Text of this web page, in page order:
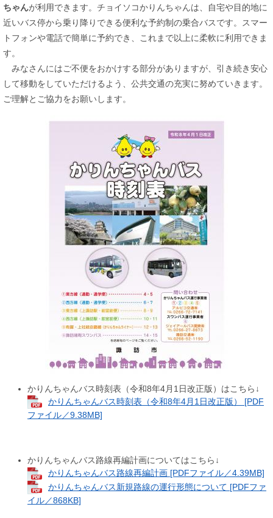
ちゃんが利用できます。チョイソコかりんちゃんは、自宅や目的地に
近いバス停から乗り降りできる便利な予約制の乗合バスです。スマー
トフォンや電話で簡単に予約でき、これまで以上に柔軟に利用できま
す。
みなさんにはご不便をおかけする部分がありますが、引き続き安心
して移動をしていただけるよう、公共交通の充実に努めていきます。
ご理解とご協力をお願いします。
かりんちゃんバス時刻表（令和8年4月1日改正版）はこちら↓
かりんちゃんバス時刻表（令和8年4月1日改正版） [PDF
ファイル／9.38MB]
かりんちゃんバス路線再編計画についてはこちら↓
かりんちゃんバス路線再編計画 [PDFファイル／4.39MB]
かりんちゃんバス新規路線の運行形態について [PDFファ
イル／868KB]